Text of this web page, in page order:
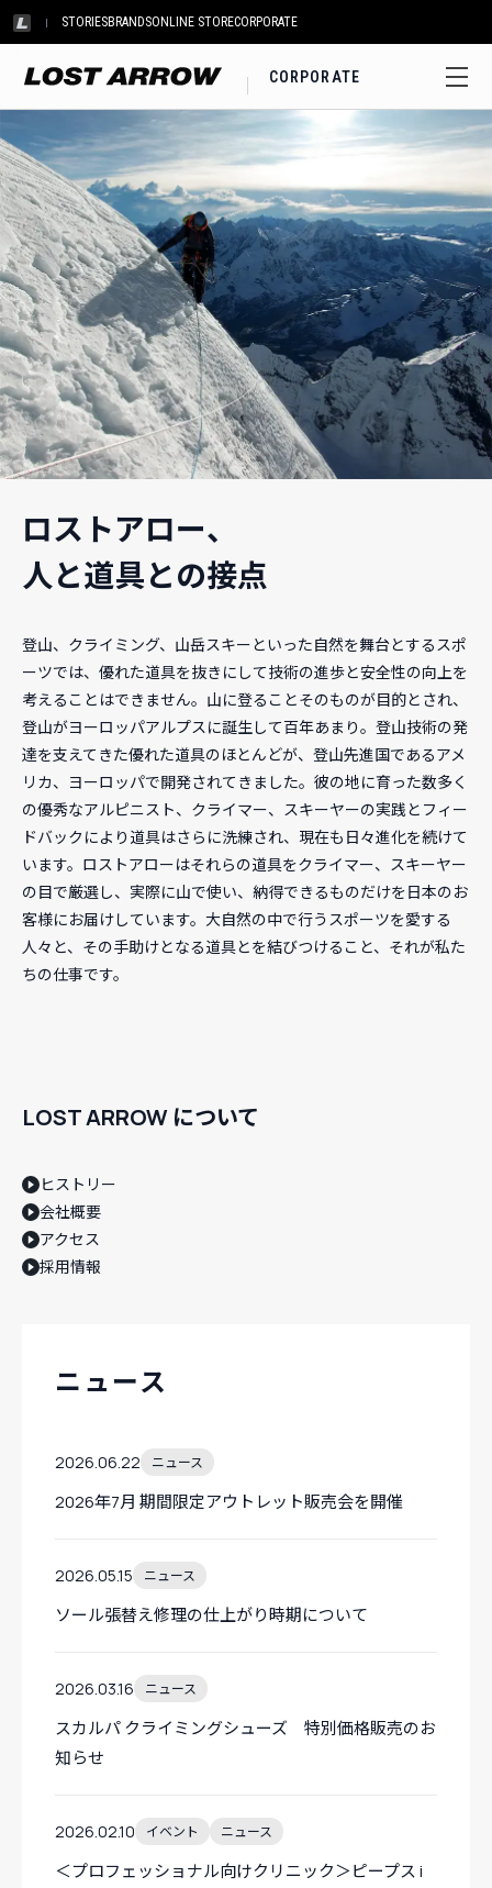
STORIESBRANDSONLINE STORECORPORATE
CORPORATE
ロストアロー、
人と道具との接点
登山、クライミング、山岳スキーといった自然を舞台とするスポ
ーツでは、優れた道具を抜きにして技術の進歩と安全性の向上を
考えることはできません。山に登ることそのものが目的とされ、
登山がヨーロッパアルプスに誕生して百年あまり。登山技術の発
達を支えてきた優れた道具のほとんどが、登山先進国であるアメ
リカ、ヨーロッパで開発されてきました。彼の地に育った数多く
の優秀なアルピニスト、クライマー、スキーヤーの実践とフィー
ドバックにより道具はさらに洗練され、現在も日々進化を続けて
います。ロストアローはそれらの道具をクライマー、スキーヤー
の目で厳選し、実際に山で使い、納得できるものだけを日本のお
客様にお届けしています。大自然の中で行うスポーツを愛する
人々と、その手助けとなる道具とを結びつけること、それが私た
ちの仕事です。
LOST ARROW について
ヒストリー
会社概要
アクセス
採用情報
ニュース
2026.06.22 ニュース
2026年7月 期間限定アウトレット販売会を開催
2026.05.15 ニュース
ソール張替え修理の仕上がり時期について
2026.03.16 ニュース
スカルパ クライミングシューズ 特別価格販売のお
知らせ
2026.02.10 イベント ニュース
＜プロフェッショナル向けクリニック＞ピープス i